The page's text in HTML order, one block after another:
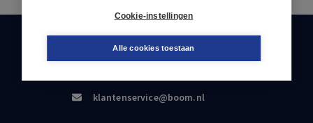
Cookie-instellingen
Alle cookies toestaan
KLANTENSERVICE
klantenservice@boom.nl